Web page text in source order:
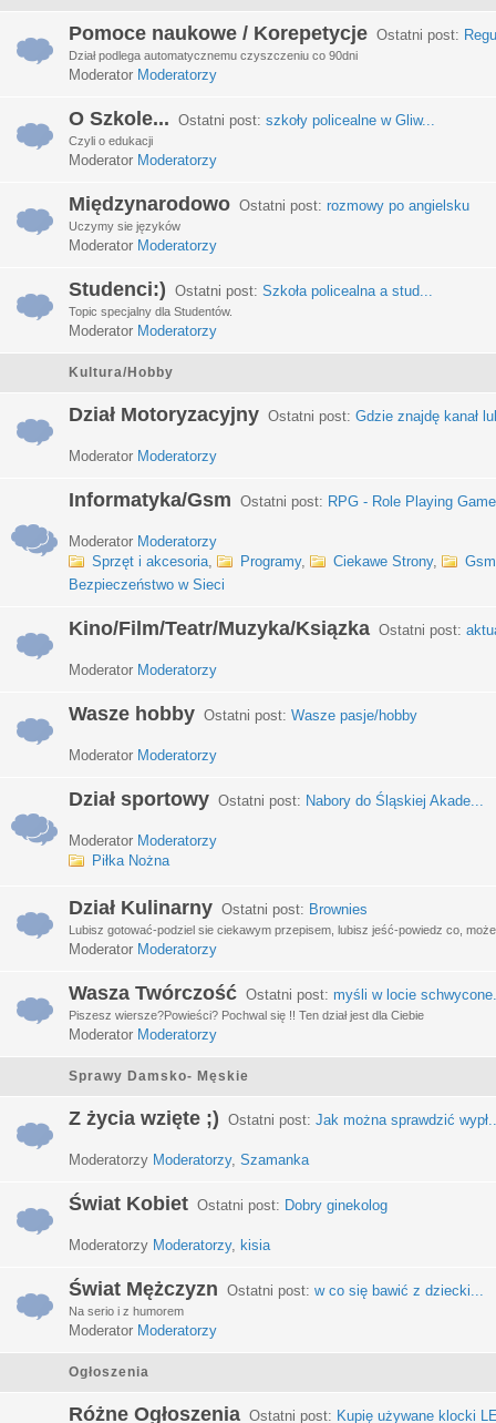
Pomoce naukowe / Korepetycje Ostatni post:
Dział podlega automatycznemu czyszczeniu co 90dni
Moderator Moderatorzy
O Szkole... Ostatni post: szkoły policealne w Gliw...
Czyli o edukacji
Moderator Moderatorzy
Międzynarodowo Ostatni post: rozmowy po angielsku
Uczymy sie języków
Moderator Moderatorzy
Studenci:) Ostatni post: Szkoła policealna a stud...
Topic specjalny dla Studentów.
Moderator Moderatorzy
Kultura/Hobby
Dział Motoryzacyjny Ostatni post: Gdzie znajdę kanał
Moderator Moderatorzy
Informatyka/Gsm Ostatni post: RPG - Role Playing
Moderator Moderatorzy
Sprzęt i akcesoria, Programy, Ciekawe Strony,
Gsm
Bezpieczeństwo w Sieci
Kino/Film/Teatr/Muzyka/Ksiązka Ostatni post:
Moderator Moderatorzy
Wasze hobby Ostatni post: Wasze pasje/hobby
Moderator Moderatorzy
Dział sportowy Ostatni post: Nabory do Śląskiej Akade...
Moderator Moderatorzy
Piłka Nożna
Dział Kulinarny Ostatni post: Brownies
Lubisz gotować-podziel sie ciekawym przepisem, lubisz jeść-powiedz co,
Moderator Moderatorzy
Wasza Twórczość Ostatni post: myśli w locie
Piszesz wiersze?Powieści? Pochwal się !! Ten dział jest dla Ciebie
Moderator Moderatorzy
Sprawy Damsko- Męskie
Z życia wzięte ;) Ostatni post: Jak można sprawdzić
Moderatorzy Moderatorzy, Szamanka
Świat Kobiet Ostatni post: Dobry ginekolog
Moderatorzy Moderatorzy, kisia
Świat Mężczyzn Ostatni post: w co się bawić z dziecki...
Na serio i z humorem
Moderator Moderatorzy
Ogłoszenia
Różne Ogłoszenia Ostatni post: Kupię używane klocki